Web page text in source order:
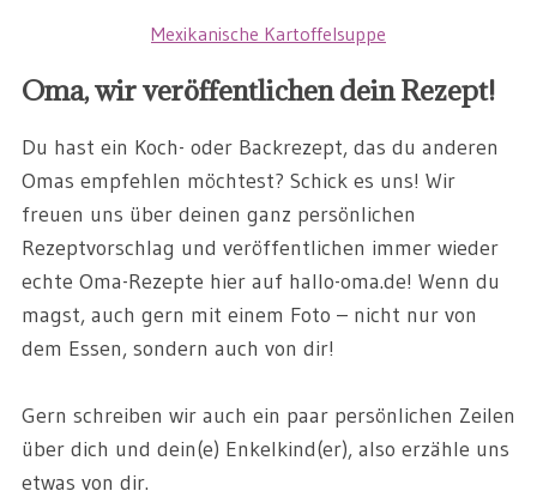
Mexikanische Kartoffelsuppe
Oma, wir veröffentlichen dein Rezept!
Du hast ein Koch- oder Backrezept, das du anderen
Omas empfehlen möchtest? Schick es uns! Wir
freuen uns über deinen ganz persönlichen
Rezeptvorschlag und veröffentlichen immer wieder
echte Oma-Rezepte hier auf hallo-oma.de! Wenn du
magst, auch gern mit einem Foto – nicht nur von
dem Essen, sondern auch von dir!
Gern schreiben wir auch ein paar persönlichen Zeilen
über dich und dein(e) Enkelkind(er), also erzähle uns
etwas von dir.